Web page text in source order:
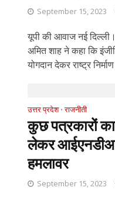
September 15, 2023
यूपी की आवाज नई
अमित शाह ने कहा कि
योगदान देकर राष्ट्र
उत्तर प्रदेश • राजनीती
कुछ पत्रकारों
लेकर
हमलावर
September 15, 2023